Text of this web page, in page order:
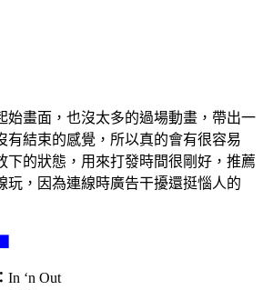
始畫面，也沒太多的過場動畫，帶出一
有結束的感覺，所以真的會有很容易
下的狀態，用來打發時間很剛好，推薦
玩，因為連線時廣告干擾還挺惱人的
In ‘n Out